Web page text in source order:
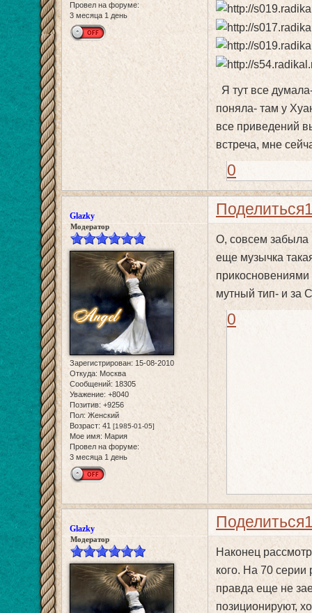
Провел на форуме:
3 месяца 1 день
Я тут все
поняла- там у
все приведений
встреча, мне
0
Поделиться
Glazky
Модератор
Зарегистрирован: 15-08-2010
Откуда: Москва
Сообщений: 18305
Уважение: +8040
Позитив: +9256
Пол: Женский
Возраст: 41 [1985-01-05]
Мое имя: Мария
Провел на форуме:
3 месяца 1 день
О, совсем забыла
еще музычка
прикосновениями
мутный тип- и за
0
Поделиться
Glazky
Модератор
Наконец
кого. На 70 серии
правда еще не
позиционируют,